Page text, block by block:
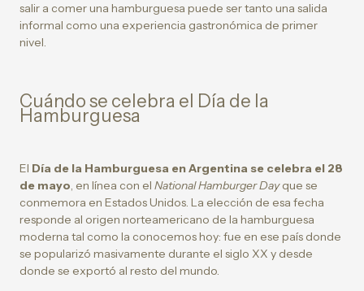
salir a comer una hamburguesa puede ser tanto una salida
informal como una experiencia gastronómica de primer
nivel.
Cuándo se celebra el Día de la
Hamburguesa
El Día de la Hamburguesa en Argentina se celebra el 28
de mayo, en línea con el National Hamburger Dayque se
conmemora en Estados Unidos. La elección de esa fecha
responde al origen norteamericano de la hamburguesa
moderna tal como la conocemos hoy: fue en ese país donde
se popularizó masivamente durante el siglo XX y desde
donde se exportó al resto del mundo.